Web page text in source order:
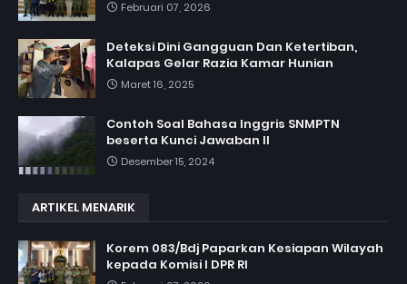
Februari 07, 2026
Deteksi Dini Gangguan Dan Ketertiban,
Kalapas Gelar Razia Kamar Hunian
Maret 16, 2025
Contoh Soal Bahasa Inggris SNMPTN
beserta Kunci Jawaban II
Desember 15, 2024
ARTIKEL MENARIK
Korem 083/Bdj Paparkan Kesiapan Wilayah
kepada Komisi I DPR RI